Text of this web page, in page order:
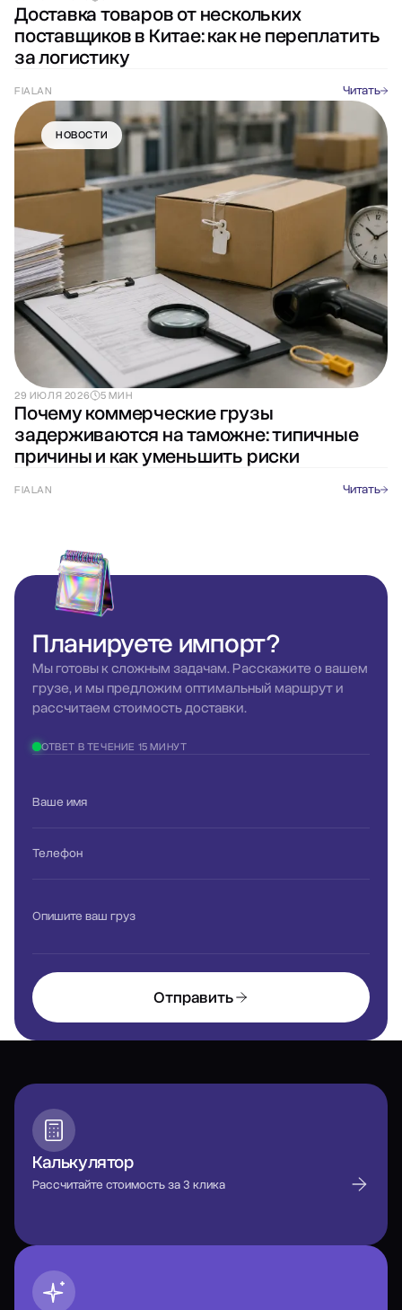
Доставка товаров от нескольких
поставщиков в Китае: как не переплатить
за логистику
FIALAN Читать
НОВОСТИ
29 ИЮЛЯ 2026 5 МИН
Почему коммерческие грузы
задерживаются на таможне: типичные
причины и как уменьшить риски
FIALAN Читать
Планируетеимпорт?
Мы готовы к сложным задачам. Расскажите о вашем
грузе, и мы предложим оптимальный маршрут и
рассчитаем стоимость доставки.
ОТВЕТ В ТЕЧЕНИЕ 15 МИНУТ
Ваше имя
Телефон
Опишите ваш груз
Отправить
Калькулятор
Рассчитайте стоимость за 3 клика